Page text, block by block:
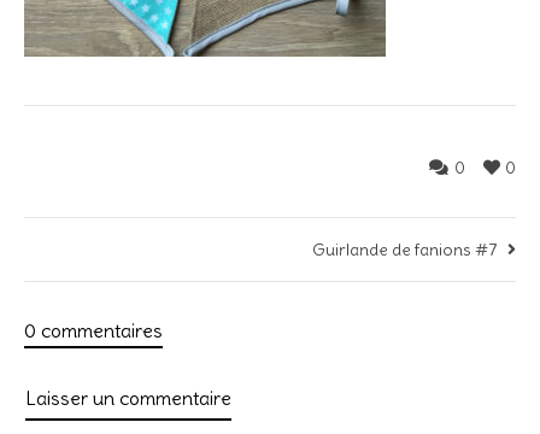
0
0
Guirlande de fanions #7
0 commentaires
Laisser un commentaire